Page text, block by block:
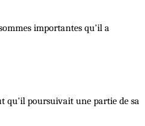
importantes qu'il a
qu'il poursuivait une partie de sa